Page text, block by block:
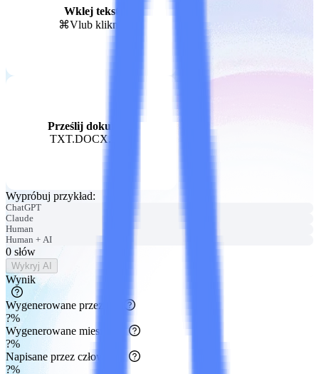
Wklej tekst
⌘Vlub kliknij
Prześlij dokument
TXT.DOCX.PDF
Wypróbuj przykład:
ChatGPT
Claude
Human
Human + AI
0 słów
Wykryj AI
Wynik
Wygenerowane przez AI
?%
Wygenerowane mieszanie
?%
Napisane przez człowieka
?%